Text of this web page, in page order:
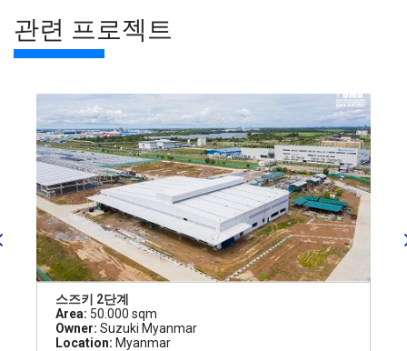
관련 프로젝트
스즈키 2단계
Area: 50.000 sqm
Owner: Suzuki Myanmar
Location: Myanmar